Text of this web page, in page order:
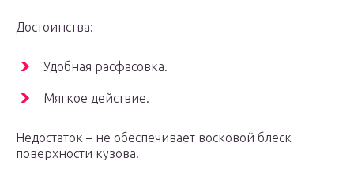
Достоинства:
Удобная расфасовка.
Мягкое действие.
Недостаток – не обеспечивает восковой блеск
поверхности кузова.